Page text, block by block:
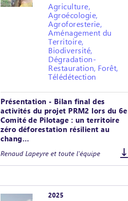
Agriculture,
Agroécologie,
Agroforesterie,
Aménagement du
Territoire,
Biodiversité,
Dégradation-
Restauration, Forêt,
Télédétection
Présentation - Bilan final des
activités du projet PRM2 lors du 6e
Comité de Pilotage : un territoire
zéro déforestation résilient au
chang…
Renaud Lapeyre et toute l'équipe
2025